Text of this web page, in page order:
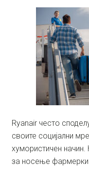
Ryanair често
своите социјални
хумористичен
за носење